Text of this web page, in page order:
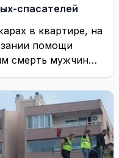
спасателей
в квартире, на
помощи
смерть мужчины